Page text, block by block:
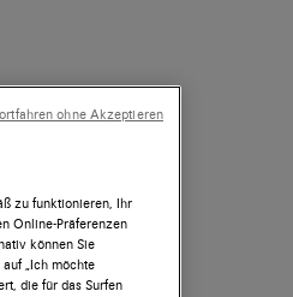
zu funktionieren, Ihr
Online-Präferenzen
können Sie
„Ich möchte
die für das Surfen
ohne Akzeptieren